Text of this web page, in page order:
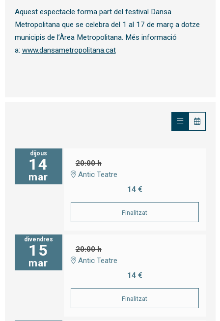
Aquest espectacle forma part del festival Dansa
Metropolitana que se celebra del 1 al 17 de març a dotze
municipis de l’Àrea Metropolitana. Més informació
a: www.dansametropolitana.cat
dijous
14
mar
20:00 h
Antic Teatre
14 €
Finalitzat
divendres
15
mar
20:00 h
Antic Teatre
14 €
Finalitzat